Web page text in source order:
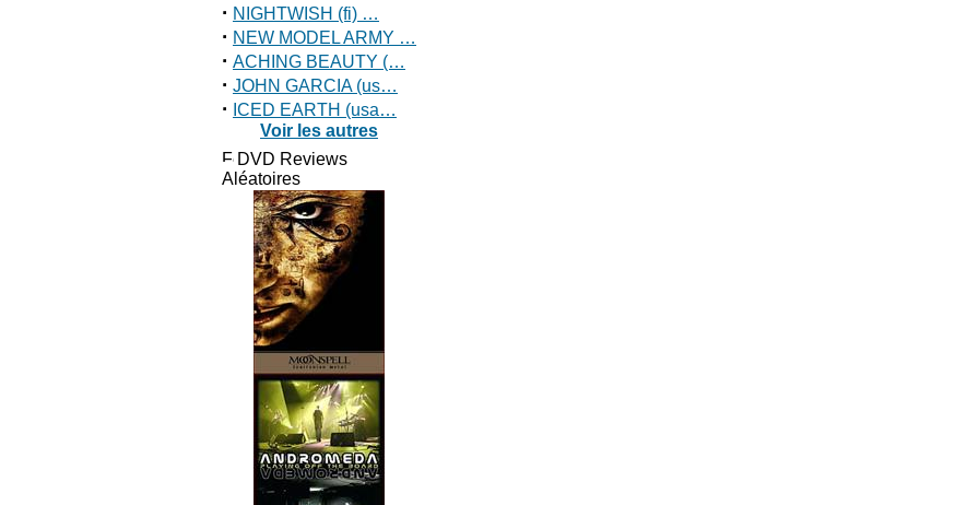
· NIGHTWISH (fi) …
· NEW MODEL ARMY …
· ACHING BEAUTY (…
· JOHN GARCIA (us…
· ICED EARTH (usa…
Voir les autres
DVD Reviews
Aléatoires